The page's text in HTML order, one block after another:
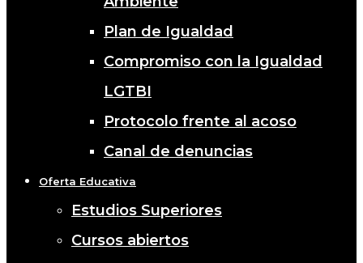
Plan de Igualdad
Compromiso con la Igualdad
LGTBI
Protocolo frente al acoso
Canal de denuncias
Oferta Educativa
Estudios Superiores
Cursos abiertos